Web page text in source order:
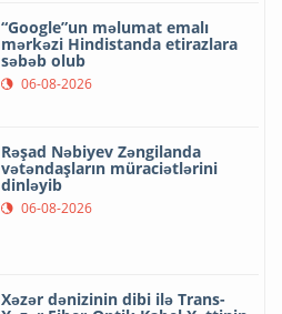
“Google”un məlumat emalı
mərkəzi Hindistanda etirazlara
səbəb olub
06-08-2026
Rəşad Nəbiyev Zəngilanda
vətəndaşların müraciətlərini
dinləyib
06-08-2026
Xəzər dənizinin dibi ilə Trans-